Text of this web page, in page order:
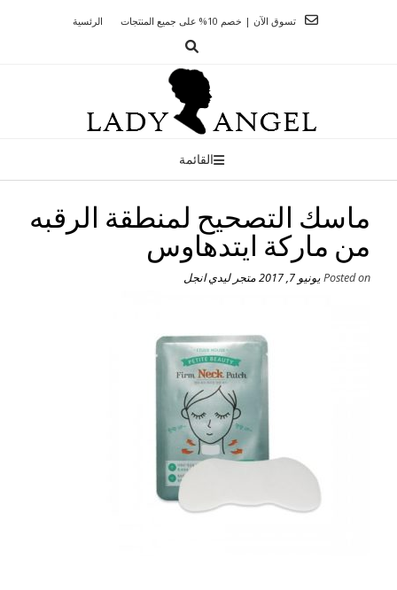
الرئسية تسوق الآن | خصم 10% على جميع المنتجات
القائمة
ماسك التصحيح لمنطقة الرقبه
من ماركة ايتدهاوس
Posted onيونيو 7, 2017 متجر ليدي انجل